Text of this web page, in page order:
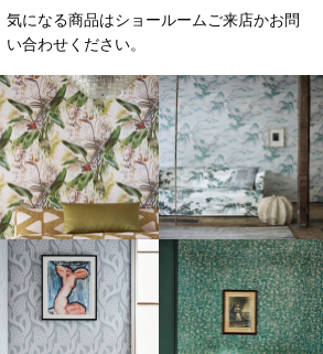
になる商品はショールームご来店かお問
い合わせください。